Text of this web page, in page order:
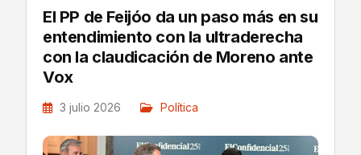
El PP de Feijóo da un paso más en su
entendimiento con la ultraderecha
con la claudicación de Moreno ante
Vox
3 julio 2026 Política